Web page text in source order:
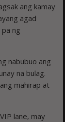
ang kamay
agad
ng
nabubuo ang
na bulag.
mahirap at
lane, may